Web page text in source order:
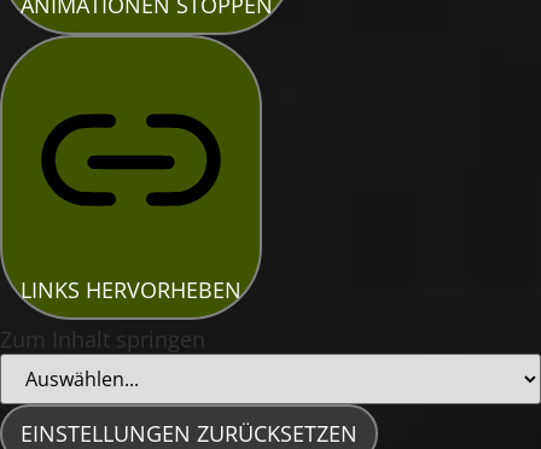
LINKS HERVORHEBEN
Zum Inhalt springen
EINSTELLUNGEN ZURÜCKSETZEN